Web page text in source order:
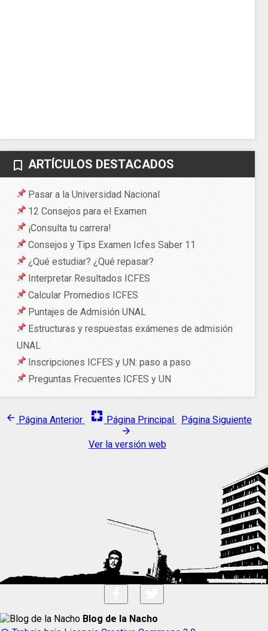
bookmark_border ARTÍCULOS DESTACADOS
Pasar a la Universidad Nacional
12 Consejos para el Examen
¡Consulta tu carrera!
Consejos y Tips Examen Icfes Saber 11
¿Qué estudiar? ¿Qué repasar?
Interpretar Resultados ICFES
Calcular Promedios ICFES
Puntajes de Admisión UNAL
Estructuras y respuestas exámenes de admisión
UNAL
Inscripciones ICFES y UN: paso a paso
Preguntas Frecuentes ICFES y UN
arrow_back Página Anterior pages Página Principal Página Siguiente
arrow_forward
Ver la versión web
Blog de la Nacho